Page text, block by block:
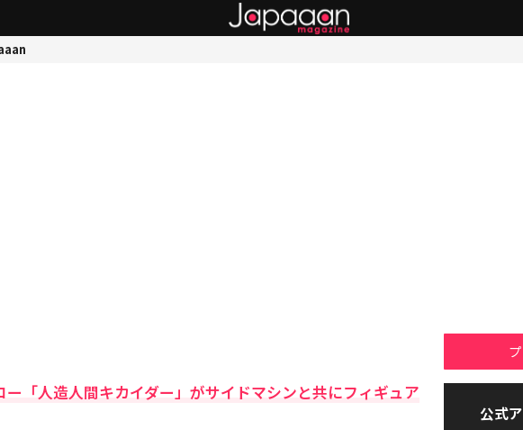
ー「人造人間キカイダー」がサイドマシンと共にフィギュア
公式